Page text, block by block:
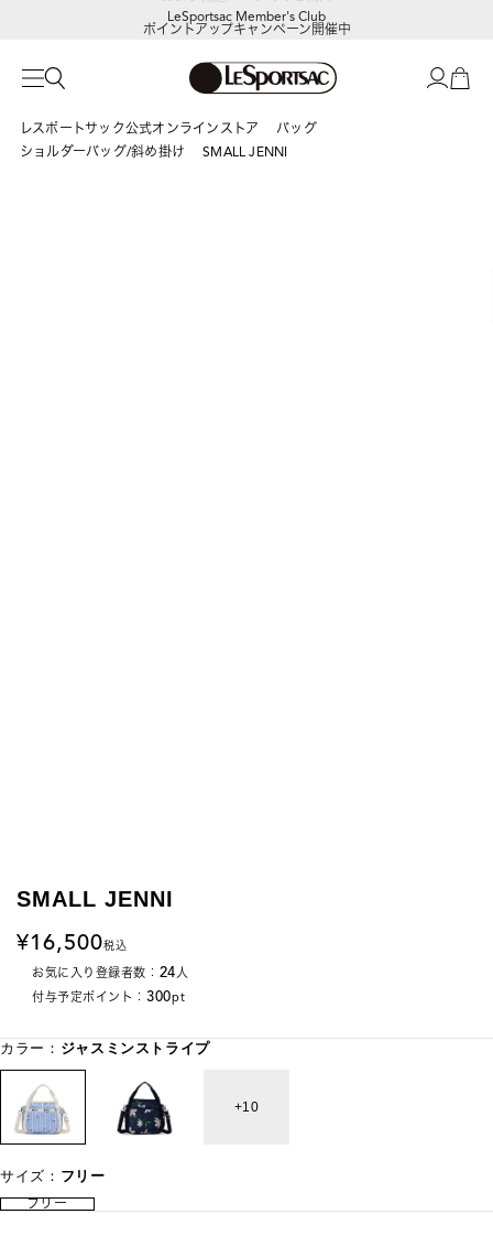
LeSportsac Member's Club
ポイントアップキャンペーン開催中
レスポートサック公式オンラインストア
バッグ
ショルダーバッグ/斜め掛け
SMALL JENNI
SMALL JENNI
16,500税込
お気に入り登録者数： 24人
付与予定ポイント： 300pt
カラー： ジャスミンストライプ
10
サイズ： フリー
フリー